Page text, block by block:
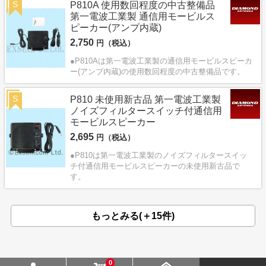
P810A 使用数回程度の中古整備品
第一電波工業製 通信用モービルス
ピーカー(アンプ内蔵)
2,750 円（税込）
●P810Aは第一電波工業製の通信用モービルスピーカ
ー(アンプ内蔵)の使用数回程度の中古整備品です。
S
P810 未使用新古品 第一電波工業製
ノイズフィルタースイッチ付通信用
モービルスピーカー
2,695 円（税込）
●P810は第一電波工業製のノイズフィルタースイッ
チ付通信用モービルスピーカーの未使用新古品で
す。
S
もっとみる(＋15件)
0